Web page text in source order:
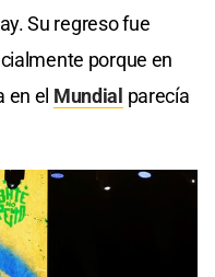
Su regreso fue
porque en
en el Mundial parecía